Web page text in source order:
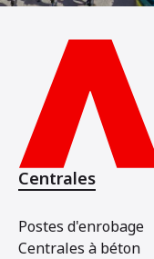
Centrales
Postes d'enrobage
Centrales à béton